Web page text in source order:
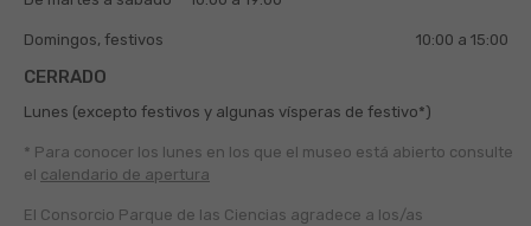
Domingos, festivos 10:00 a 15:00
CERRADO
Lunes (excepto festivos y algunas vísperas de festivo*)
* Para conocer los lunes en los que el museo está abierto consulte
el calendario de apertura
El Consorcio Parque de las Ciencias agradece a los/as